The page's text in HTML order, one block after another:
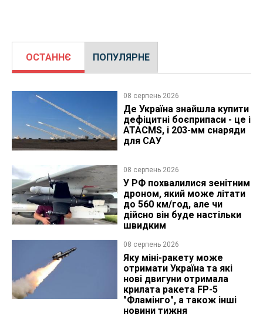
ОСТАННЄ ПОПУЛЯРНЕ
08 серпень 2026
Де Україна знайшла купити
дефіцитні боєприпаси - це і
ATACMS, і 203-мм снаряди
для САУ
08 серпень 2026
У РФ похвалилися зенітним
дроном, який може літати
до 560 км/год, але чи
дійсно він буде настільки
швидким
08 серпень 2026
Яку міні-ракету може
отримати Україна та які
нові двигуни отримала
крилата ракета FP-5
"Фламінго", а також інші
новини тижня